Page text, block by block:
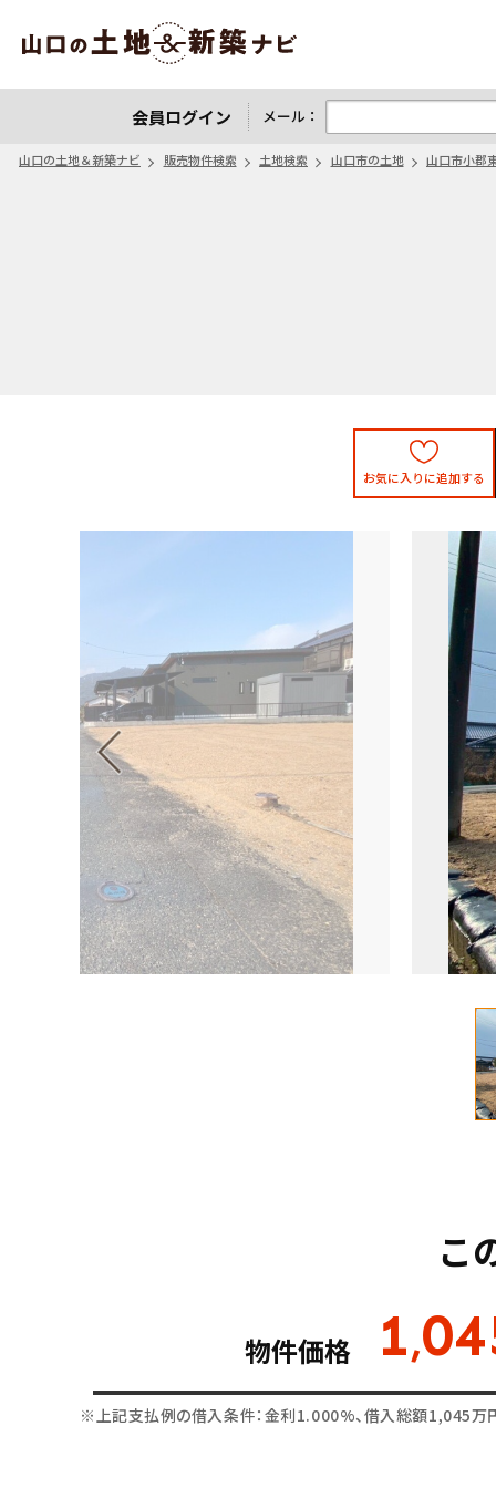
会員ログイン メール：
山口の土地＆新築ナビ 販売物件検索 土地検索 山口市の土地 山口市小郡
お気に入りに追加する
こ
物件価格 1,
※上記支払例の借入条件：金利1.000%、借入総額1,045万